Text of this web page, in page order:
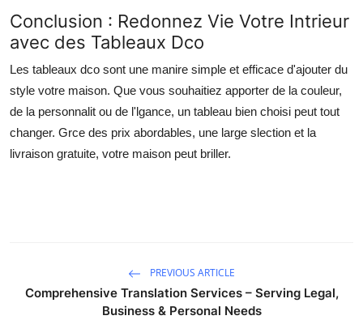
Conclusion : Redonnez Vie Votre Intrieur
avec des Tableaux Dco
Les tableaux dco sont une manire simple et efficace d'ajouter du
style votre maison. Que vous souhaitiez apporter de la couleur,
de la personnalit ou de l'lgance, un tableau bien choisi peut tout
changer. Grce des prix abordables, une large slection et la
livraison gratuite, votre maison peut briller.
PREVIOUS ARTICLE
Comprehensive Translation Services – Serving Legal,
Business & Personal Needs